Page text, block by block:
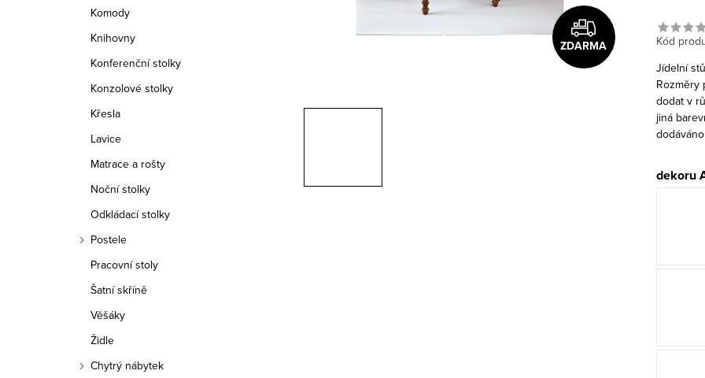
Komody
Knihovny
Konferenční stolky
Konzolové stolky
Křesla
Lavice
Matrace a rošty
Noční stolky
Odkládací stolky
Postele
Pracovní stoly
Šatní skříně
Věšáky
Židle
Chytrý nábytek
ZDARMA Kód
Jídelní
Rozměry
dodat v
jiná
dekoru